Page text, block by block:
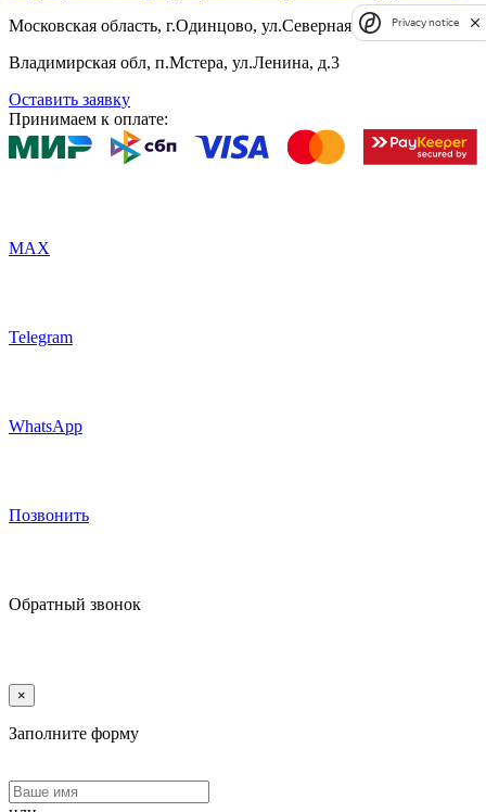
Московская область, г.Одинцово, ул.Северная, д.5, к.4
Владимирская обл, п.Мстера, ул.Ленина, д.3
Оставить заявку
Принимаем к оплате:
MAX
Telegram
WhatsApp
Позвонить
Обратный звонок
×
Заполните форму
Privacy notice